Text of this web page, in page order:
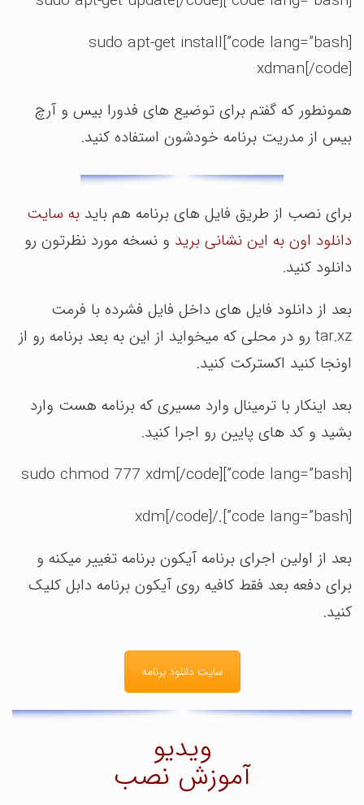
[code lang=”bash”]sudo apt-get install
xdman[/code]
همونطور که گفتم برای توضیع های فدورا بیس و آرچ
بیس از مدریت برنامه خودشون استفاده کنید.
برای نصب از طریق فایل های برنامه هم باید به سایت
دانلود اون به این نشانی برید و نسخه مورد نظرتون رو
دانلود کنید.
بعد از دانلود فایل های داخل فایل فشرده با فرمت
tar.xz رو در محلی که میخواید از این به بعد برنامه رو از
اونجا کنید اکسترکت کنید.
بعد اینکار با ترمینال وارد مسیری که برنامه هست وارد
بشید و کد های پایین رو اجرا کنید.
[code lang=”bash”]sudo chmod 777 xdm[/code]
[code lang=”bash”]./xdm[/code]
بعد از اولین اجرای برنامه آیکون برنامه تغییر میکنه و
برای دفعه بعد فقط کافیه روی آیکون برنامه دابل کلیک
کنید.
سایت دانلود برنامه
ویدیو
آموزش نصب